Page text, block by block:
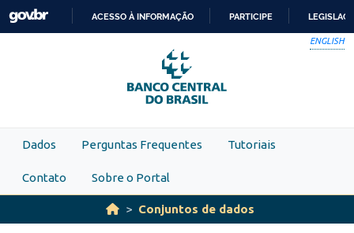
Skip to main content
PARA
O
CONTEÚDO
ACESSO À INFORMAÇÃO PARTICIPE
ENGLISH
Dados Perguntas Frequentes Tutoriais
Contato Sobre o Portal
Conjuntos de dados